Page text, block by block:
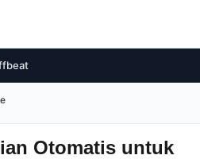
Otomatis untuk